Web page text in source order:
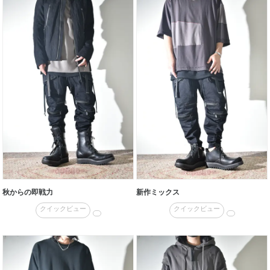
秋からの即戦力
クイックビュー
新作ミックス
クイックビュー